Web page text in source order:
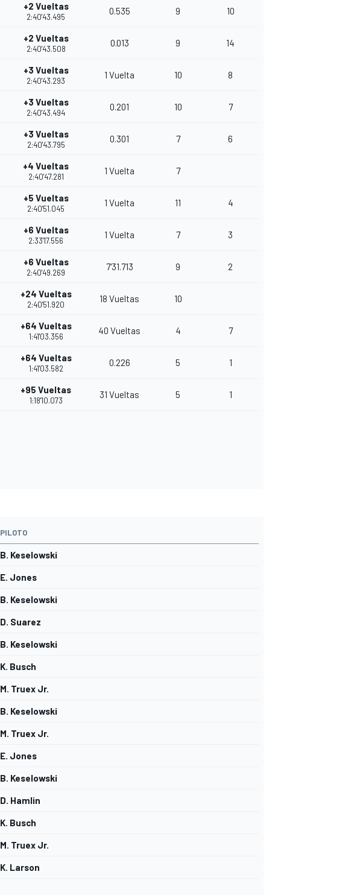
+2 Vueltas
2:40'43.495
0.535 9 10
+2 Vueltas
2:40'43.508
0.013 9 14
+3 Vueltas
2:40'43.293
1 Vuelta 10 8
+3 Vueltas
2:40'43.494
0.201 10 7
+3 Vueltas
2:40'43.795
0.301 7 6
+4 Vueltas
2:40'47.281
1 Vuelta 7
+5 Vueltas
2:40'51.045
1 Vuelta 11 4
+6 Vueltas
2:33'17.556
1 Vuelta 7 3
+6 Vueltas
2:40'49.269
7'31.713 9 2
+24 Vueltas
2:40'51.920
18 Vueltas 10
+64 Vueltas
1:41'03.356
40 Vueltas 4 7
+64 Vueltas
1:41'03.582
0.226 5 1
+95 Vueltas
1:18'10.073
31 Vueltas 5 1
PILOTO
B. Keselowski
E. Jones
B. Keselowski
D. Suarez
B. Keselowski
K. Busch
M. Truex Jr.
B. Keselowski
M. Truex Jr.
E. Jones
B. Keselowski
D. Hamlin
K. Busch
M. Truex Jr.
K. Larson